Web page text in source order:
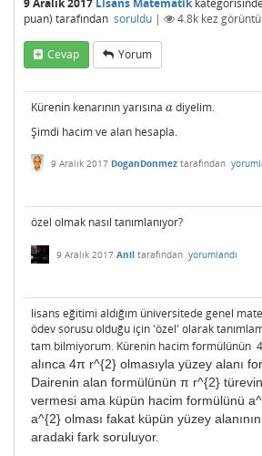
9 Aralık 2017 Lisans Matematikkategorisinde
puan) tarafından soruldu | 4.8k kez
Cevap Yorum
Kürenin kenarının yarısına a
a diyelim.
Şimdi hacim ve alan hesapla.
9 Aralık 2017 DoganDonmez tarafından
özel olmak nasıl tanımlanıyor?
9 Aralık 2017 Anil tarafından yorumlandı
lisans eğitimi aldığım üniversitede genel
ödev sorusu olduğu için 'özel' olarak
tam bilmiyorum. Kürenin hacim formülünün
alınca 4π r^{2} olmasıyla yüzey alanı
Dairenin alan formülünün π r^{2}
vermesi ama küpün hacim formülünü
a^{2} olması fakat küpün yüzey
aradaki fark soruluyor.